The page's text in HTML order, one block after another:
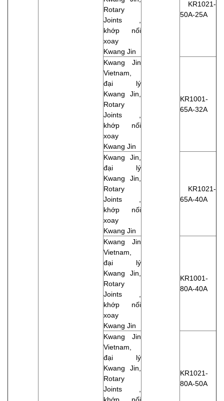
Rotary
Joints ,
khớp nối
xoay
Kwang Jin
KR1021-
50A-25A
Kwang Jin
Vietnam,
đại lý
Kwang Jin,
Rotary
Joints ,
khớp nối
xoay
Kwang Jin
KR1001-
65A-32A
Kwang Jin,
đại lý
Kwang Jin,
Rotary
Joints ,
khớp nối
xoay
Kwang Jin
KR1021-
65A-40A
Kwang Jin
Vietnam,
đại lý
Kwang Jin,
Rotary
Joints ,
khớp nối
xoay
Kwang Jin
KR1001-
80A-40A
Kwang Jin
Vietnam,
đại lý
Kwang Jin,
Rotary
Joints ,
khớp nối
KR1021-
80A-50A